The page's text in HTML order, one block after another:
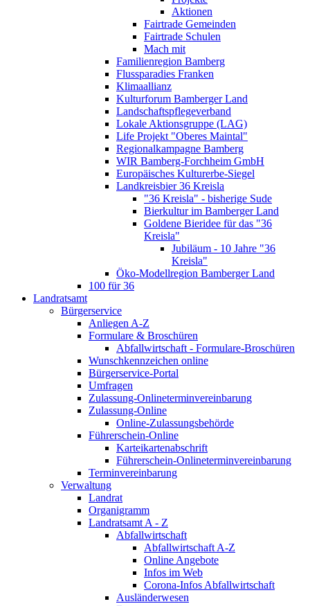
Aktionen
Fairtrade Gemeinden
Fairtrade Schulen
Mach mit
Familienregion Bamberg
Flussparadies Franken
Klimaallianz
Kulturforum Bamberger Land
Landschaftspflegeverband
Lokale Aktionsgruppe (LAG)
Life Projekt "Oberes Maintal"
Regionalkampagne Bamberg
WIR Bamberg-Forchheim GmbH
Europäisches Kulturerbe-Siegel
Landkreisbier 36 Kreisla
"36 Kreisla" - bisherige Sude
Bierkultur im Bamberger Land
Goldene Bieridee für das "36
Kreisla"
Jubiläum - 10 Jahre "36
Kreisla"
Öko-Modellregion Bamberger Land
100 für 36
Landratsamt
Bürgerservice
Anliegen A-Z
Formulare & Broschüren
Abfallwirtschaft - Formulare-Broschüren
Wunschkennzeichen online
Bürgerservice-Portal
Umfragen
Zulassung-Onlineterminvereinbarung
Zulassung-Online
Online-Zulassungsbehörde
Führerschein-Online
Karteikartenabschrift
Führerschein-Onlineterminvereinbarung
Terminvereinbarung
Verwaltung
Landrat
Organigramm
Landratsamt A - Z
Abfallwirtschaft
Abfallwirtschaft A-Z
Online Angebote
Infos im Web
Corona-Infos Abfallwirtschaft
Ausländerwesen